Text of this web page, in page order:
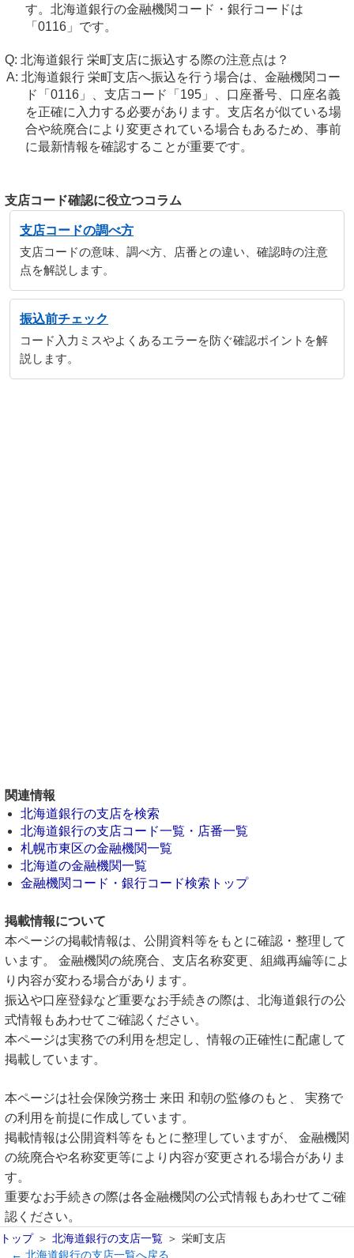
す。北海道銀行の金融機関コード・銀行コードは
「0116」です。
北海道銀行 栄町支店に振込する際の注意点は？
北海道銀行 栄町支店へ振込を行う場合は、金融機関コー
ド「0116」、支店コード「195」、口座番号、口座名義
を正確に入力する必要があります。支店名が似ている場
合や統廃合により変更されている場合もあるため、事前
に最新情報を確認することが重要です。
支店コード確認に役立つコラム
支店コードの調べ方
支店コードの意味、調べ方、店番との違い、確認時の注意
点を解説します。
振込前チェック
コード入力ミスやよくあるエラーを防ぐ確認ポイントを解
説します。
関連情報
北海道銀行の支店を検索
北海道銀行の支店コード一覧・店番一覧
札幌市東区の金融機関一覧
北海道の金融機関一覧
金融機関コード・銀行コード検索トップ
掲載情報について
本ページの掲載情報は、公開資料等をもとに確認・整理して
います。 金融機関の統廃合、支店名称変更、組織再編等によ
り内容が変わる場合があります。
振込や口座登録など重要なお手続きの際は、北海道銀行の公
式情報もあわせてご確認ください。
本ページは実務での利用を想定し、情報の正確性に配慮して
掲載しています。
本ページは社会保険労務士 来田 和朝の監修のもと、 実務で
の利用を前提に作成しています。
掲載情報は公開資料等をもとに整理していますが、 金融機関
の統廃合や名称変更等により内容が変更される場合がありま
す。
重要なお手続きの際は各金融機関の公式情報もあわせてご確
認ください。
トップ 北海道銀行の支店一覧
栄町支店
← 北海道銀行の支店一覧へ戻る